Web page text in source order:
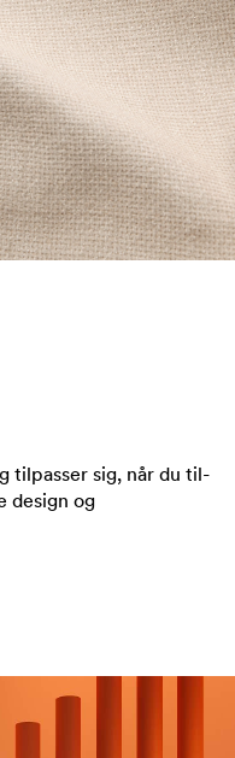
tilpasser sig, når du til-
design og